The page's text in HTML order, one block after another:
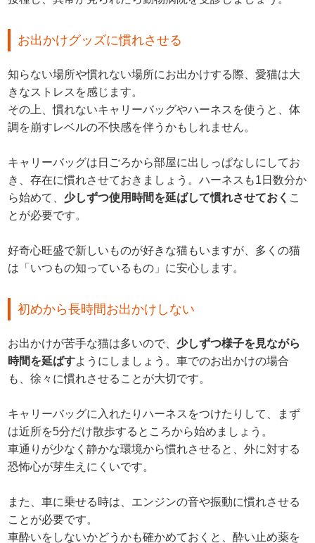
お出かけグッズに慣れさせる
知らない場所や慣れない場所にお出かけする際、愛猫は大
きなストレスを感じます。
その上、慣れないキャリーバッグやハーネスを使うと、体
調を崩すレベルの不快感を伴うかもしれません。
キャリーバッグは日ごろから部屋に出しっぱなしにしてお
き、存在に慣れさせておきましょう。ハーネスも1日数分か
ら始めて、 少しずつ使用時間を延ばして慣れさせておく こ
とが必要です。
好奇心旺盛で新しいものが好きな猫もいますが、多くの猫
は「いつもの知っているもの」に安心します。
初めから長時間お出かけしない
お出かけが苦手な猫は多いので、 少しずつ様子を見ながら
時間を延ばすようにしましょう。車でのお出かけの場合
も、徐々に慣れさせることが大切です。
キャリーバッグに入れたりハーネスをつけたりして、まず
は近所を5分だけ散歩するところから始めましょう。
車通りが少なく静かな環境から慣れさせると、外に対する
恐怖心が芽生えにくいです。
また、車に乗せる時は、エンジンの音や振動に慣れさせる
ことが必要です。
車酔いをしないかどうかも確かめておくと、酔い止め薬を